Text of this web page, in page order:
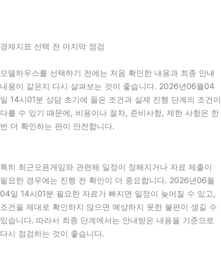
경제지표 선택 전 마지막 점검
모델하우스를 선택하기 전에는 처음 확인한 내용과 최종 안내
내용이 같은지 다시 살펴보는 것이 좋습니다. 2026년06월04
일 14시01분 상담 초기에 들은 조건과 실제 진행 단계의 조건이
다를 수 있기 때문에, 비용이나 절차, 준비사항, 제한 사항은 한
번 더 확인하는 편이 안전합니다.
특히 최근오픈게임와 관련해 일정이 정해지거나 자료 제출이
필요한 경우에는 진행 전 확인이 더 중요합니다. 2026년06월
04일 14시01분 필요한 자료가 빠지면 일정이 늦어질 수 있고,
조건을 제대로 확인하지 않으면 예상하지 못한 불편이 생길 수
있습니다. 따라서 최종 단계에서는 안내받은 내용을 기준으로
다시 점검하는 것이 좋습니다.